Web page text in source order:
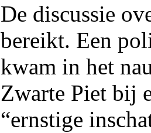
De discussie
bereikt. Een
kwam in het
Zwarte Piet bij
“ernstige